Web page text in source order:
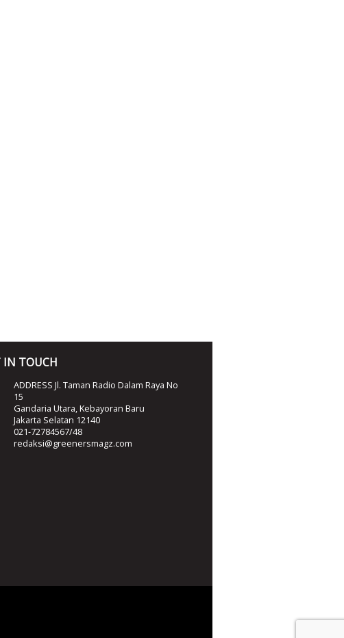
IN TOUCH
ADDRESS Jl. Taman Radio Dalam Raya No
15
Gandaria Utara, Kebayoran Baru
Jakarta Selatan 12140
021-72784567/48
redaksi@greenersmagz.com